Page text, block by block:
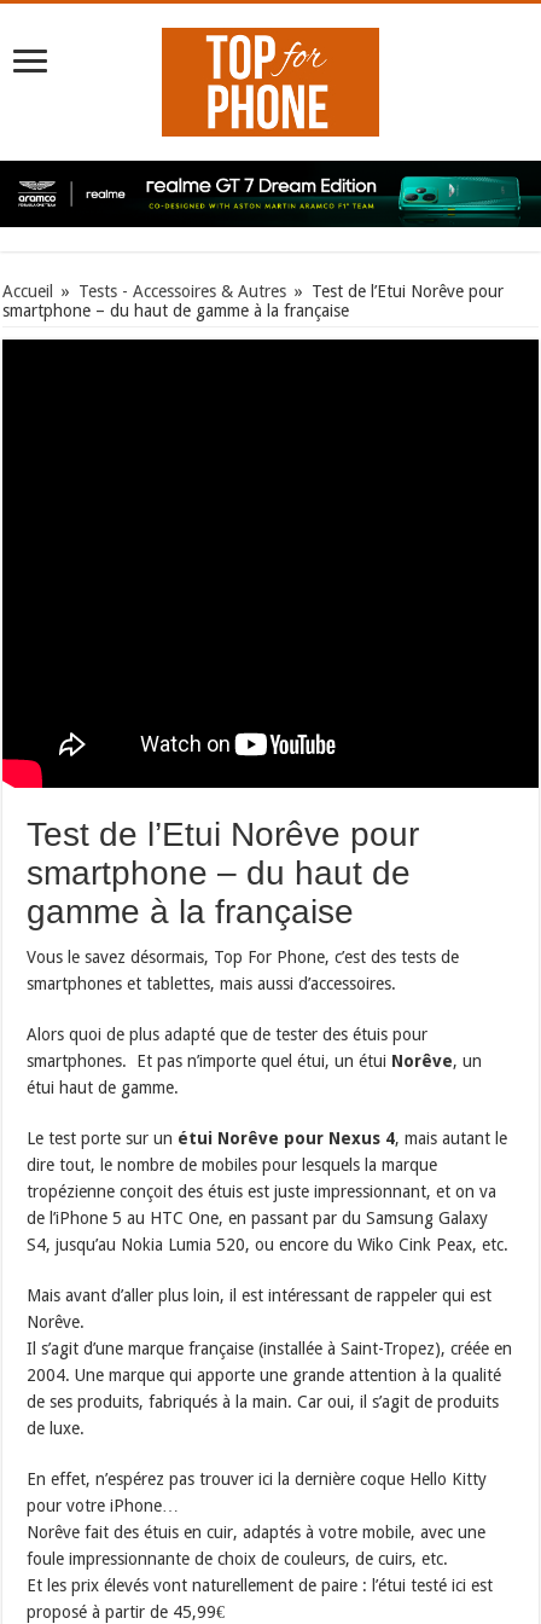
Accueil » Tests - Accessoires & Autres » Test de l’Etui Norêve pour
smartphone – du haut de gamme à la française
Test de l’Etui Norêve pour
smartphone – du haut de
gamme à la française
Vous le savez désormais, Top For Phone, c’est des tests de
smartphones et tablettes, mais aussi d’accessoires.
Alors quoi de plus adapté que de tester des étuis pour
smartphones. Et pas n’importe quel étui, un étui Norêve, un
étui haut de gamme.
Le test porte sur un étui Norêve pour Nexus 4, mais autant le
dire tout, le nombre de mobiles pour lesquels la marque
tropézienne conçoit des étuis est juste impressionnant, et on va
de l’iPhone 5 au HTC One, en passant par du Samsung Galaxy
S4, jusqu’au Nokia Lumia 520, ou encore du Wiko Cink Peax, etc.
Mais avant d’aller plus loin, il est intéressant de rappeler qui est
Norêve.
Il s’agit d’une marque française (installée à Saint-Tropez), créée en
2004. Une marque qui apporte une grande attention à la qualité
de ses produits, fabriqués à la main. Car oui, il s’agit de produits
de luxe.
En effet, n’espérez pas trouver ici la dernière coque Hello Kitty
pour votre iPhone…
Norêve fait des étuis en cuir, adaptés à votre mobile, avec une
foule impressionnante de choix de couleurs, de cuirs, etc.
Et les prix élevés vont naturellement de paire : l’étui testé ici est
proposé à partir de 45,99€